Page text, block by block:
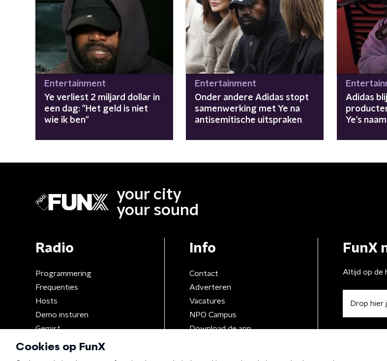
Entertainment
Ye verliest 2 miljard dollar in
een dag: "Het geld is niet
wie ik ben"
Entertainment
Onder andere Adidas stopt
samenwerking met Ye na
antisemitische uitspraken
Adidas
Ye's naam
your city
your sound
Radio
Programmering
Frequenties
Hosts
Demo insturen
Gemist
Info
Contact
Adverteren
Vacatures
NPO Campus
Download de app
FunX
Altijd op de